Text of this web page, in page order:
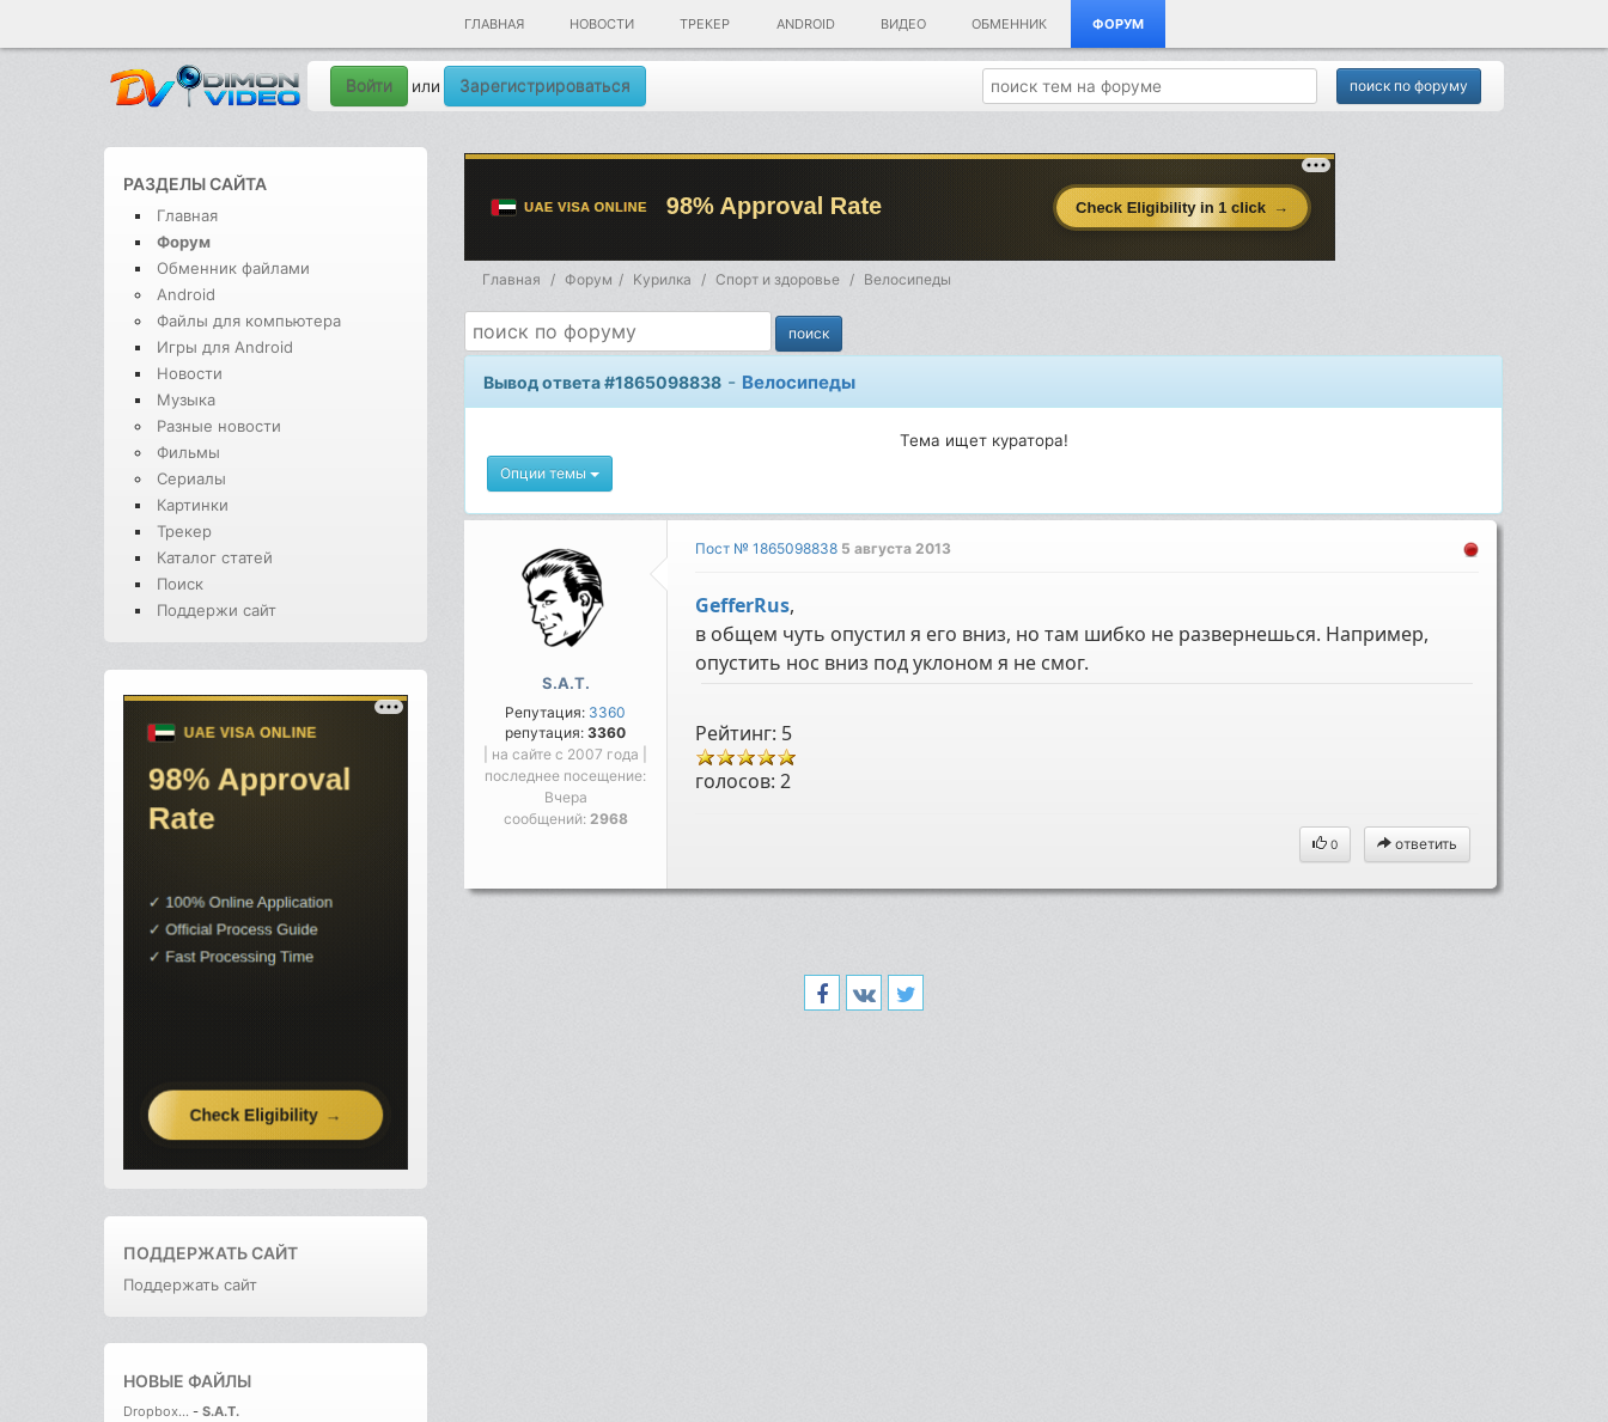
ГЛАВНАЯ НОВОСТИ ТРЕКЕР ANDROID ВИДЕО ОБМЕННИК ФОРУМ
Войти или Зарегистрироваться
РАЗДЕЛЫ САЙТА
Главная
Форум
Обменник файлами
Android
Файлы для компьютера
Игры для Android
Новости
Музыка
Разные новости
Фильмы
Сериалы
Картинки
Трекер
Каталог статей
Поиск
Поддержи сайт
ПОДДЕРЖАТЬ САЙТ
Поддержать сайт
НОВЫЕ ФАЙЛЫ
Dropbox... - S.A.T.
Главная Форум Kурилка Спорт и здоровье Велосипеды
Вывод ответа #1865098838 - Велосипеды
Тема ищет куратора!
Опции темы
S.A.T.
Репутация: 3360
репутация:3360
| на сайте с 2007 года |
последнее посещение:
Вчера
сообщений: 2968
Пост № 1865098838 5 августа 2013
GefferRus,
в общем чуть опустил я его вниз, но там шибко не развернешься. Например,
опустить нос вниз под уклоном я не смог.
Рейтинг: 5
голосов: 2
0 ответить